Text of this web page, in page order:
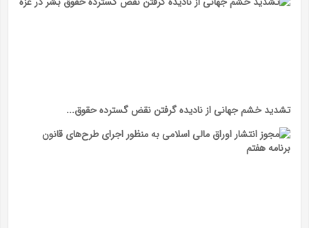
تشدید خشم جهانی از نادیده گرفتن نقض گسترده حقوق...